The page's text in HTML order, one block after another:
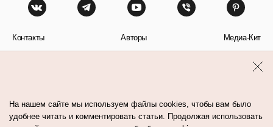
Контакты Авторы Медиа-Кит
На нашем сайте мы используем файлы cookies, чтобы вам было
удобнее читать и комментировать статьи. Продолжая использовать